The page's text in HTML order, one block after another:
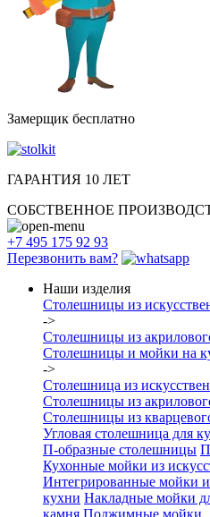
Замерщик бесплатно
ГАРАНТИЯ 10 ЛЕТ
СОБСТВЕННОЕ
+7 495 175 92 93
Перезвонить вам?
Наши изделия
Столешницы из
->
Столешницы из
Столешницы и мойки на
->
Столешница из
Столешницы из
Столешницы из
Угловая столешница для
П-образные столешницы
Кухонные мойки из
Интегрированные мойки
кухни Накладные мойки
камня Поджимные мойки